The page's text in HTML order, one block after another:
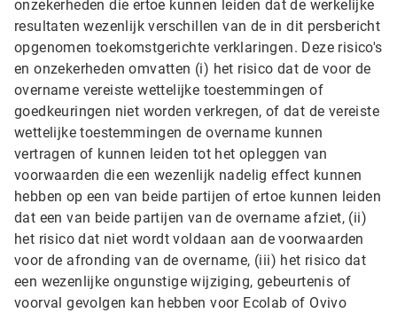
onzekerheden die ertoe kunnen leiden dat de werkelijke
resultaten wezenlijk verschillen van de in dit persbericht
opgenomen toekomstgerichte verklaringen. Deze risico's
en onzekerheden omvatten (i) het risico dat de voor de
overname vereiste wettelijke toestemmingen of
goedkeuringen niet worden verkregen, of dat de vereiste
wettelijke toestemmingen de overname kunnen
vertragen of kunnen leiden tot het opleggen van
voorwaarden die een wezenlijk nadelig effect kunnen
hebben op een van beide partijen of ertoe kunnen leiden
dat een van beide partijen van de overname afziet, (ii)
het risico dat niet wordt voldaan aan de voorwaarden
voor de afronding van de overname, (iii) het risico dat
een wezenlijke ongunstige wijziging, gebeurtenis of
voorval gevolgen kan hebben voor Ecolab of Ovivo